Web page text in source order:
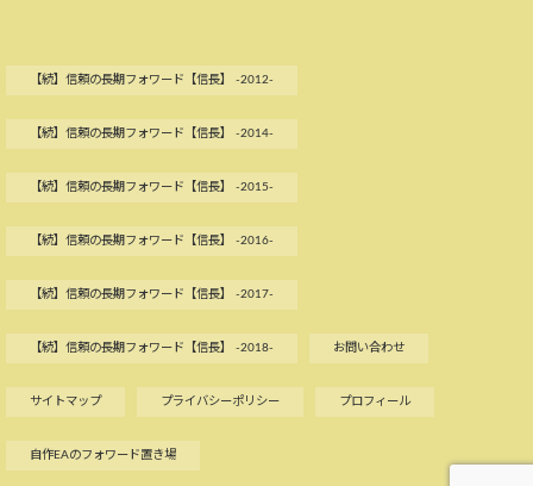
【続】信頼の長期フォワード【信長】 -2012-
【続】信頼の長期フォワード【信長】 -2014-
【続】信頼の長期フォワード【信長】 -2015-
【続】信頼の長期フォワード【信長】 -2016-
【続】信頼の長期フォワード【信長】 -2017-
【続】信頼の長期フォワード【信長】 -2018- お問い合わせ
サイトマップ プライバシーポリシー プロフィール
自作EAのフォワード置き場